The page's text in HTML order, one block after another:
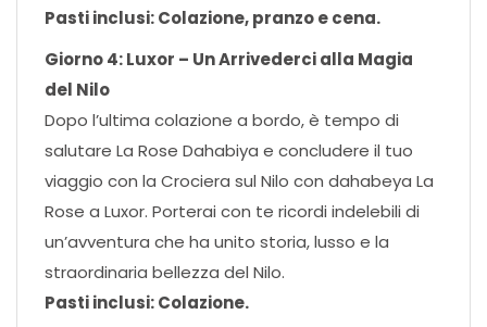
Pasti inclusi: Colazione, pranzo e cena.
Giorno 4: Luxor – Un Arrivederci alla Magia
del Nilo
Dopo l’ultima colazione a bordo, è tempo di
salutare La Rose Dahabiya e concludere il tuo
viaggio con la Crociera sul Nilo con dahabeya La
Rose a Luxor. Porterai con te ricordi indelebili di
un’avventura che ha unito storia, lusso e la
straordinaria bellezza del Nilo.
Pasti inclusi: Colazione.